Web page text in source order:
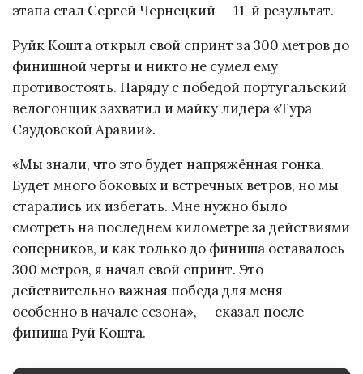
этапа стал Сергей Чернецкий — 11-й результат.
Руйк Кошта открыл свой спринт за 300 метров до
финишной черты и никто не сумел ему
противостоять. Наряду с победой португальский
велогонщик захватил и майку лидера «Тура
Саудовской Аравии».
«Мы знали, что это будет напряжённая гонка.
Будет много боковых и встречных ветров, но мы
старались их избегать. Мне нужно было
смотреть на последнем километре за действиями
соперников, и как только до финиша оставалось
300 метров, я начал свой спринт. Это
действительно важная победа для меня —
особенно в начале сезона», — сказал после
финиша Руй Кошта.